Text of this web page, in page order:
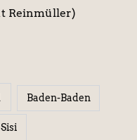
Reinmüller)
Baden-Baden